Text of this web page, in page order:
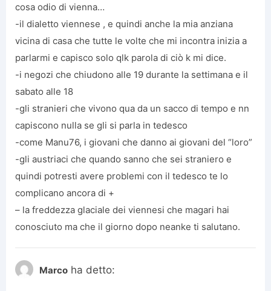
cosa odio di vienna…
-il dialetto viennese , e quindi anche la mia anziana
vicina di casa che tutte le volte che mi incontra inizia a
parlarmi e capisco solo qlk parola di ciò k mi dice.
-i negozi che chiudono alle 19 durante la settimana e il
sabato alle 18
-gli stranieri che vivono qua da un sacco di tempo e nn
capiscono nulla se gli si parla in tedesco
-come Manu76, i giovani che danno ai giovani del “loro”
-gli austriaci che quando sanno che sei straniero e
quindi potresti avere problemi con il tedesco te lo
complicano ancora di +
– la freddezza glaciale dei viennesi che magari hai
conosciuto ma che il giorno dopo neanke ti salutano.
Marco ha detto: